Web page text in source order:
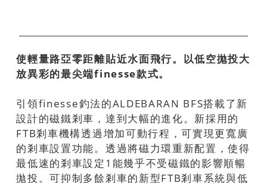
使輕量路亞零距離貼近水面飛行。以低空拋投大
放異彩的最尖端finesse款式。
引領finesse釣法的ALDEBARAN BFS搭載了新
設計的磁鐵剎車，達到大幅的進化。新採用的
FTB剎車機構透過增加可動行程，可實現更寬廣
的剎車設置功能。透過將磁力環重新配置，使得
最低速的剎車設定1能幾乎不受磁鐵的影響順暢
拋投。可抑制多餘剎車的新型FTB剎車系統與低